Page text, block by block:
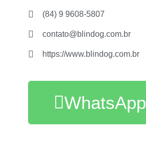
(84) 9 9608-5807
contato@blindog.com.br
https://www.blindog.com.br
WhatsApp